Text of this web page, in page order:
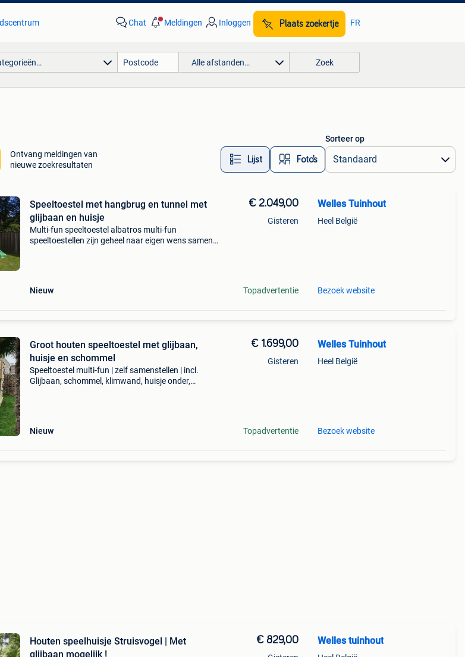
Chat Meldingen Inloggen Plaats zoekertje FR
Alle afstanden… Zoek
Ontvang meldingen van
nieuwe zoekresultaten
Lijst Foto’s
Sorteer op
Speeltoestel met hangbrug en tunnel met
glijbaan en huisje
Multi-fun speeltoestel albatros multi-fun
speeltoestellen zijn geheel naar eigen wens samen
Nieuw
€ 2.049,00
Gisteren
Topadvertentie
Welles Tuinhout
Heel België
Bezoek website
Groot houten speeltoestel met glijbaan,
huisje en schommel
Speeltoestel multi-fun | zelf samenstellen | incl.
Glijbaan, schommel, klimwand, huisje onder,
Nieuw
€ 1.699,00
Gisteren
Topadvertentie
Welles Tuinhout
Heel België
Bezoek website
Houten speelhuisje Struisvogel | Met
glijbaan mogelijk !
€ 829,00 Welles tuinhout